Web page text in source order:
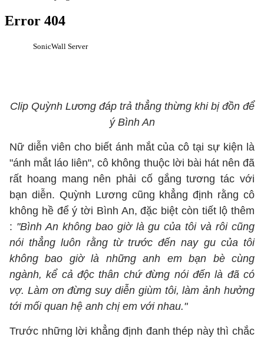
Clip Quỳnh Lương đáp trả thẳng thừng khi bị đồn để
ý Bình An
Nữ diễn viên cho biết ánh mắt của cô tại sự kiện là
"ánh mắt láo liên", cô không thuộc lời bài hát nên đã
rất hoang mang nên phải cố gắng tương tác với
bạn diễn. Quỳnh Lương cũng khẳng định rằng cô
không hề để ý tời Bình An, đặc biệt còn tiết lộ thêm
: "Bình An không bao giờ là gu của tôi và rôi cũng
nói thẳng luôn rằng từ trước đến nay gu của tôi
không bao giờ là những anh em bạn bè cùng
ngành, kể cả độc thân chứ đừng nói đến là đã có
vợ. Làm ơn đừng suy diễn giùm tôi, làm ảnh hưởng
tới mối quan hệ anh chị em với nhau."
Trước những lời khẳng định đanh thép này thì chắc